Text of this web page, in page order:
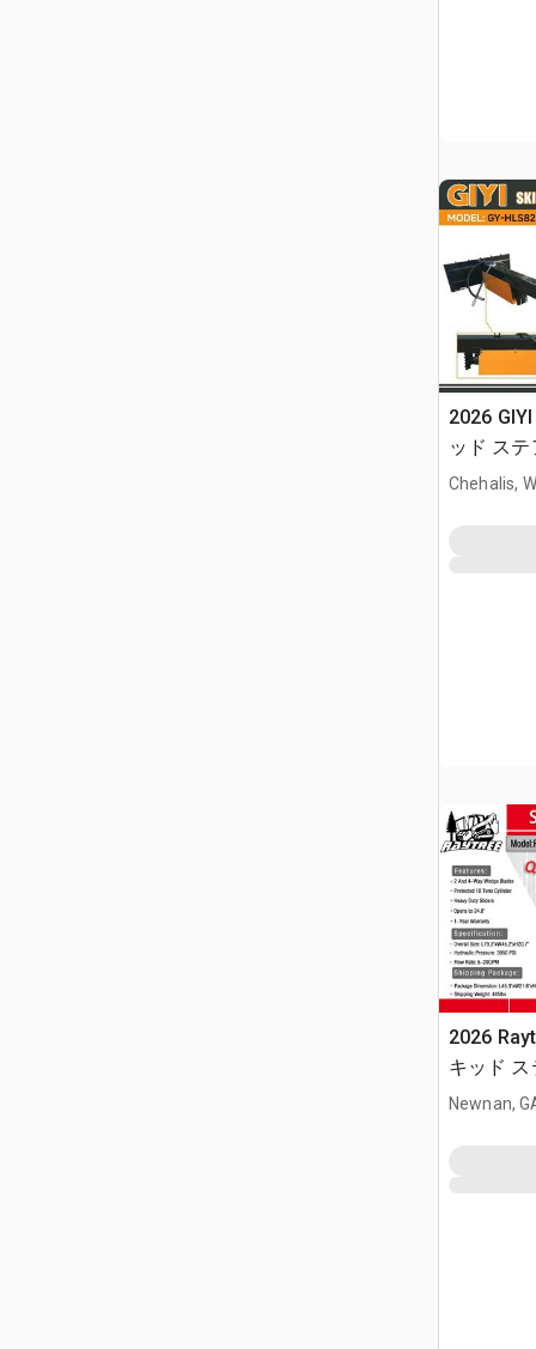
2026
ッド ス
Chehalis,
2026
キッド
(Unused)
Newnan,